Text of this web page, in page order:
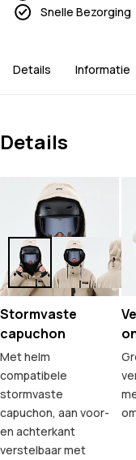
Snelle Bezorging
Details Informatie
Details
Stormvaste
capuchon
Met helm
compatibele
stormvaste
capuchon, aan voor-
en achterkant
verstelbaar met